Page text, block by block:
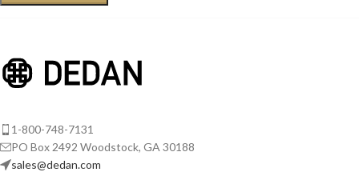
1-800-748-7131
PO Box 2492 Woodstock, GA 30188
sales@dedan.com